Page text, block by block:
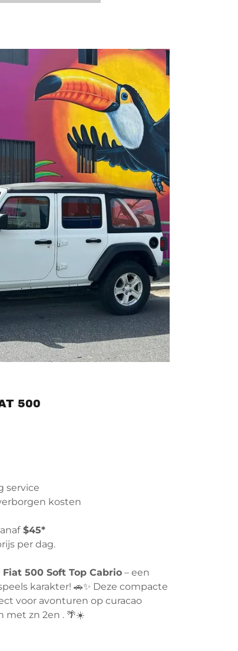
500
service
kosten
$45*
per dag.
Fiat 500 Soft Top Cabrio – een
karakter! 🚗✨ Deze compacte
voor avonturen op curacao
met zn 2en . 🌴☀️